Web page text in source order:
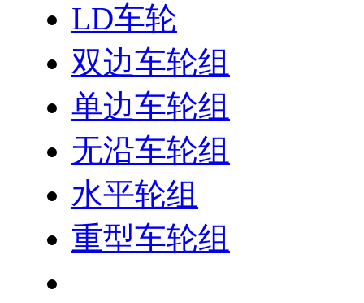
LD车轮
双边车轮组
单边车轮组
无沿车轮组
水平轮组
重型车轮组